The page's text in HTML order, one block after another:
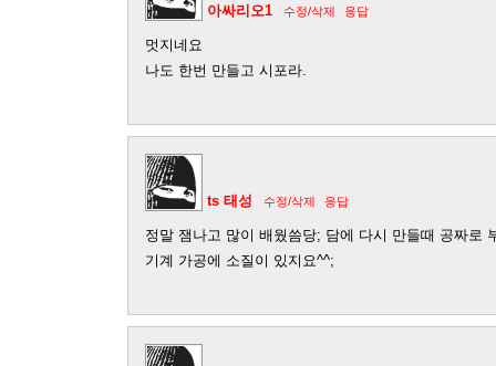
아싸리오1 수정/삭제 응답
멋지네요
나도 한번 만들고 시포라.
ts 태성 수정/삭제 응답
정말 잼나고 많이 배웠씀당; 담에 다시 만들때 공짜로
기계 가공에 소질이 있지요^^;